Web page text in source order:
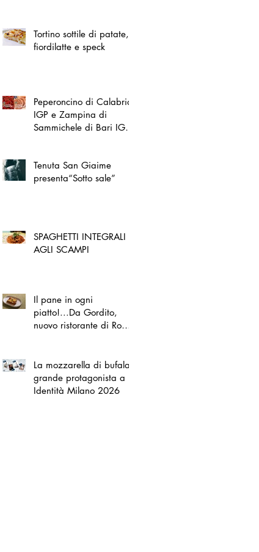
Tortino sottile di patate,
fiordilatte e speck
Peperoncino di Calabria
IGP e Zampina di
Sammichele di Bari IGP
Tenuta San Giaime
presenta“Sotto sale”
SPAGHETTI INTEGRALI
AGLI SCAMPI
Il pane in ogni
piatto!...Da Gordito,
nuovo ristorante di Roma
La mozzarella di bufala
grande protagonista a
Identità Milano 2026